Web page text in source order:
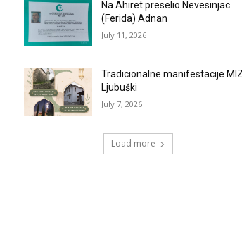
Na Ahiret preselio Nevesinjac
(Ferida) Adnan
July 11, 2026
Tradicionalne manifestacije MIZ
Ljubuški
July 7, 2026
Load more